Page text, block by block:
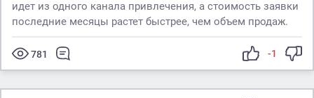
идет из одного канала привлечения, а стоимость заявки
последние месяцы растет быстрее, чем объем продаж.
781 -1